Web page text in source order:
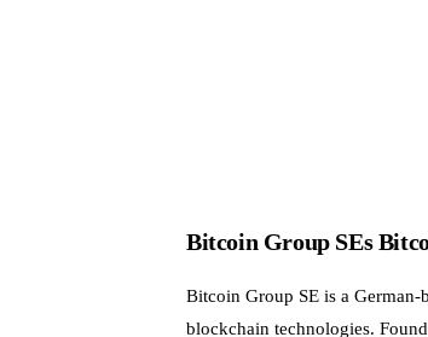
Bitcoin Group SEs
Bitcoin Group SE is a
blockchain technologies.